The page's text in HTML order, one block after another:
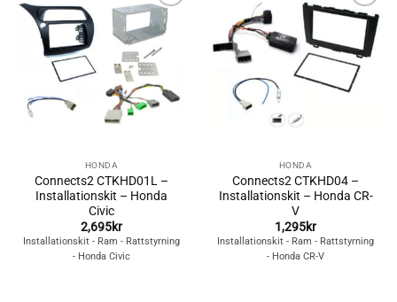
Lägg till i
önskelistan
HONDA
Connects2 CTKHD01L –
Installationskit – Honda
Civic
2,695kr
Installationskit - Ram - Rattstyrning
- Honda Civic
önskelistan
HONDA
Connects2 CTKHD04 –
Installationskit – Honda CR-
V
1,295kr
Installationskit - Ram - Rattstyrning
- Honda CR-V